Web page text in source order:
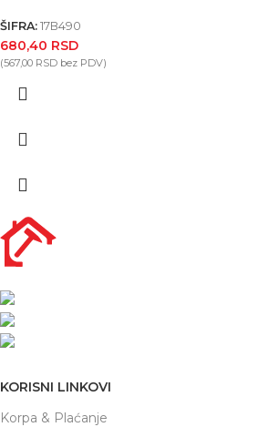
ŠIFRA: 17B490
680,40 RSD
(567,00 RSD bez PDV)
KORISNI LINKOVI
Korpa & Plaćanje